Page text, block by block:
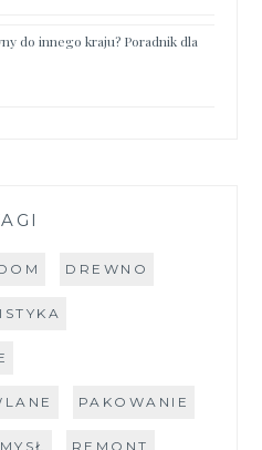
do innego kraju? Poradnik dla
DREWNO
PAKOWANIE
REMONT